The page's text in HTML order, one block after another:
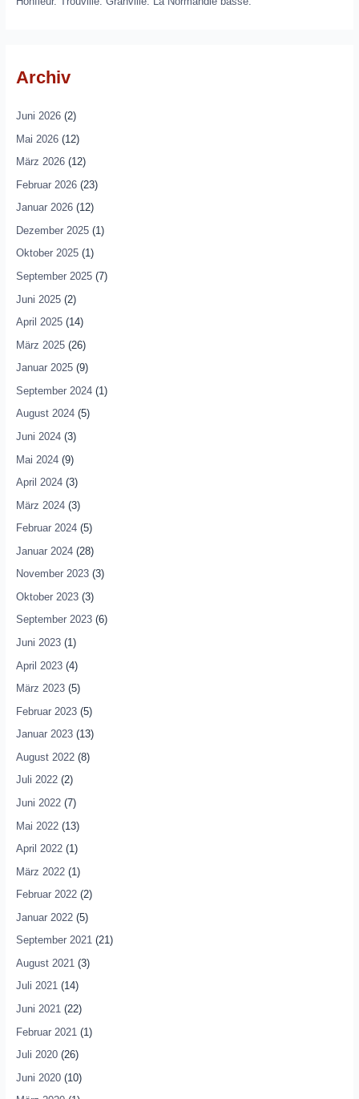
Archiv
Juni 2026(2)
Mai 2026(12)
März 2026(12)
Februar 2026(23)
Januar 2026(12)
Dezember 2025(1)
Oktober 2025(1)
September 2025(7)
Juni 2025(2)
April 2025(14)
März 2025(26)
Januar 2025(9)
September 2024(1)
August 2024(5)
Juni 2024(3)
Mai 2024(9)
April 2024(3)
März 2024(3)
Februar 2024(5)
Januar 2024(28)
November 2023(3)
Oktober 2023(3)
September 2023(6)
Juni 2023(1)
April 2023(4)
März 2023(5)
Februar 2023(5)
Januar 2023(13)
August 2022(8)
Juli 2022(2)
Juni 2022(7)
Mai 2022(13)
April 2022(1)
März 2022(1)
Februar 2022(2)
Januar 2022(5)
September 2021(21)
August 2021 (3)
Juli 2021(14)
Juni 2021(22)
Februar 2021 (1)
Juli 2020(26)
Juni 2020(10)